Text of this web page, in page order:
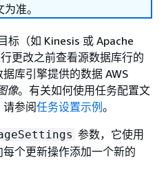
准。
标（如 Kinesis 或 Apache
更改之前查看源数据库行的
库引擎提供的数据 AWS
像。有关如何使用任务配置文
参阅任务设置示例 。
参数，它使用
个更新操作添加一个新的